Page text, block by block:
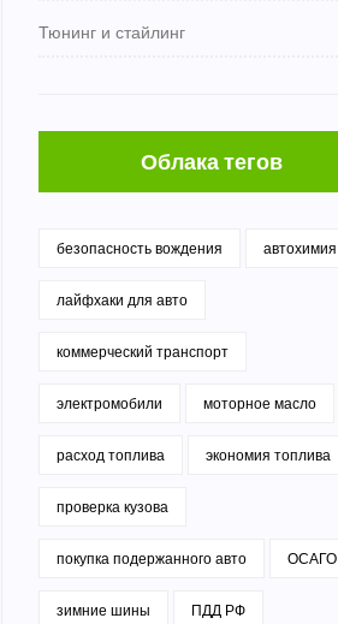
Тюнинг и стайлинг
Облака тегов
безопасность вождения автохимия
лайфхаки для авто
коммерческий транспорт
электромобили моторное масло
расход топлива экономия топлива
проверка кузова
покупка подержанного авто ОСАГО
зимние шины ПДД РФ